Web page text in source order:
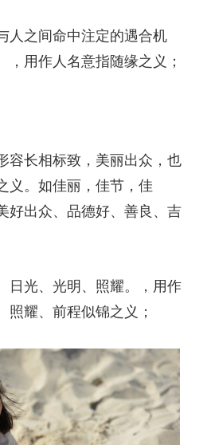
人之间命中注定的遇合机
，用作人名意指随缘之义；
容长相标致，美丽出众，也
义。如佳丽，佳节，佳
好出众、品德好、善良、吉
日光、光明、照耀。，用作
照耀、前程似锦之义；